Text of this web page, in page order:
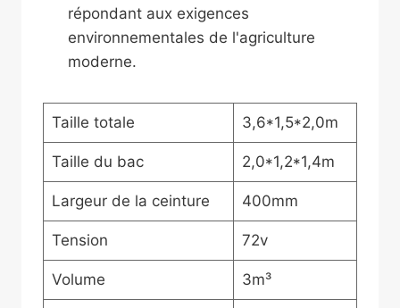
répondant aux exigences
environnementales de l'agriculture
moderne.
Taille totale 3,6*1,5*2,0m
Taille du bac 2,0*1,2*1,4m
Largeur de la ceinture 400mm
Tension 72v
Volume 3m³